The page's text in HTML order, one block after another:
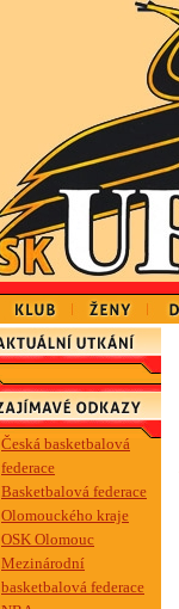
Česká basketbalová
federace
Basketbalová federace
Olomouckého kraje
OSK Olomouc
Mezinárodní
basketbalová federace